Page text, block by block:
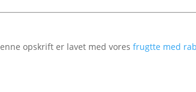
opskrift er lavet med voresfrugtte med